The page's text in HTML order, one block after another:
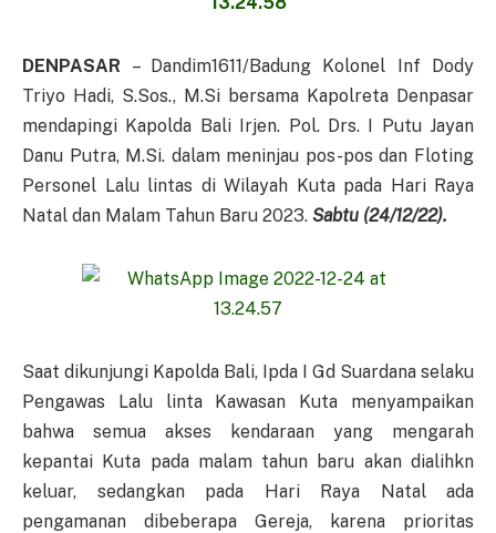
DENPASAR – Dandim1611/Badung Kolonel Inf Dody
Triyo Hadi, S.Sos., M.Si bersama Kapolreta Denpasar
mendapingi Kapolda Bali Irjen. Pol. Drs. I Putu Jayan
Danu Putra, M.Si. dalam meninjau pos-pos dan Floting
Personel Lalu lintas di Wilayah Kuta pada Hari Raya
Natal dan Malam Tahun Baru 2023. Sabtu (24/12/22).
Saat dikunjungi Kapolda Bali, Ipda I Gd Suardana selaku
Pengawas Lalu linta Kawasan Kuta menyampaikan
bahwa semua akses kendaraan yang mengarah
kepantai Kuta pada malam tahun baru akan dialihkn
keluar, sedangkan pada Hari Raya Natal ada
pengamanan dibeberapa Gereja, karena prioritas